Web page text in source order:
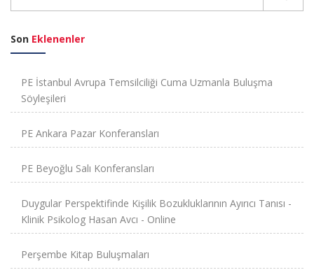
Son Eklenenler
PE İstanbul Avrupa Temsilciliği Cuma Uzmanla Buluşma
Söyleşileri
PE Ankara Pazar Konferansları
PE Beyoğlu Salı Konferansları
Duygular Perspektifinde Kişilik Bozukluklarının Ayırıcı Tanısı -
Klinik Psikolog Hasan Avcı - Online
Perşembe Kitap Buluşmaları